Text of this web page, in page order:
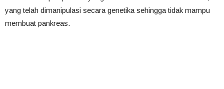
yang telah dimanipulasi secara genetika sehingga tidak mampu
membuat pankreas.